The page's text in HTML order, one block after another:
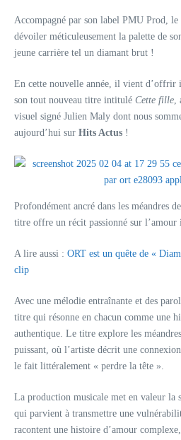
Accompagné par son label PMU Prod, le
dévoiler méticuleusement la palette de
jeune carrière tel un diamant brut !
En cette nouvelle année, il vient d’offrir
son tout nouveau titre intitulé Cette fille,
visuel signé Julien Maly dont nous
aujourd’hui sur Hits Actus !
Profondément ancré dans les méandres
titre offre un récit passionné sur
A lire aussi : ORT est un quête de «
clip
Avec une mélodie entraînante et des
titre qui résonne en chacun comme une
authentique. Le titre explore les
puissant, où l’artiste décrit une
le fait littéralement « perdre la tête ».
La production musicale met en valeur la
qui parvient à transmettre une
racontent une histoire d’amour